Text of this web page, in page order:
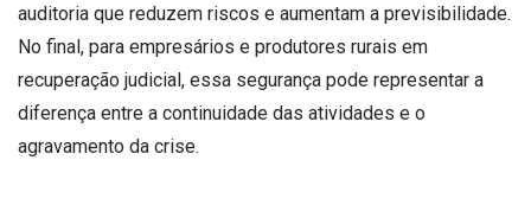
auditoria que reduzem riscos e aumentam a previsibilidade.
No final, para empresários e produtores rurais em
recuperação judicial, essa segurança pode representar a
diferença entre a continuidade das atividades e o
agravamento da crise.